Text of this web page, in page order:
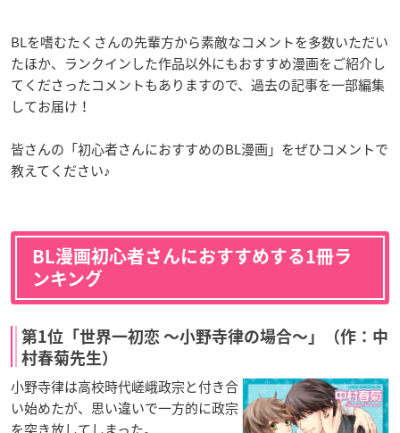
BLを嗜むたくさんの先輩方から素敵なコメントを多数いただい
たほか、ランクインした作品以外にもおすすめ漫画をご紹介し
てくださったコメントもありますので、過去の記事を一部編集
してお届け！
皆さんの「初心者さんにおすすめのBL漫画」をぜひコメントで
教えてください♪
BL漫画初心者さんにおすすめする1冊ラ
ンキング
第1位「世界一初恋 〜小野寺律の場合〜」（作：中
村春菊先生）
小野寺律は高校時代嵯峨政宗と付き合
い始めたが、思い違いで一方的に政宗